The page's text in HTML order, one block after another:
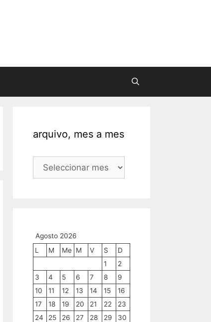
arquivo, mes a mes
arquivo,
Agosto 2026
L
M Me M V S
D
1
2
3
4 5 6 7 8
9
10
11 12 13 14 15
16
17
18 19 20 21 22
23
24
25 26 27 28 29
30